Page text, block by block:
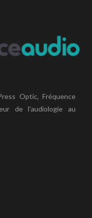
Optic, Fréquence
de l'audiologie au